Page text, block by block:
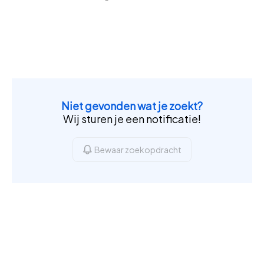
Niet gevonden wat je zoekt?
Wij sturen je een notificatie!
Bewaar zoekopdracht